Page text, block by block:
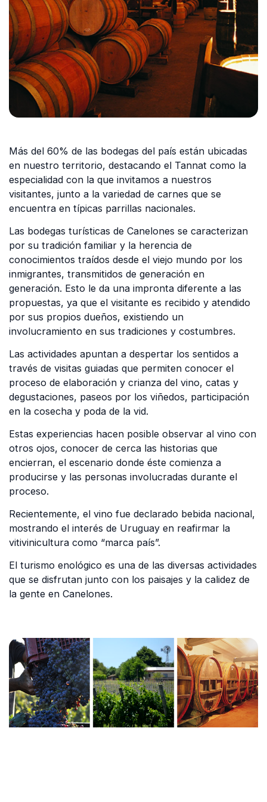
Más del 60% de las bodegas del país están ubicadas
en nuestro territorio, destacando el Tannat como la
especialidad con la que invitamos a nuestros
visitantes, junto a la variedad de carnes que se
encuentra en típicas parrillas nacionales.
Las bodegas turísticas de Canelones se caracterizan
por su tradición familiar y la herencia de
conocimientos traídos desde el viejo mundo por los
inmigrantes, transmitidos de generación en
generación. Esto le da una impronta diferente a las
propuestas, ya que el visitante es recibido y atendido
por sus propios dueños, existiendo un
involucramiento en sus tradiciones y costumbres.
Las actividades apuntan a despertar los sentidos a
través de visitas guiadas que permiten conocer el
proceso de elaboración y crianza del vino, catas y
degustaciones, paseos por los viñedos, participación
en la cosecha y poda de la vid.
Estas experiencias hacen posible observar al vino con
otros ojos, conocer de cerca las historias que
encierran, el escenario donde éste comienza a
producirse y las personas involucradas durante el
proceso.
Recientemente, el vino fue declarado bebida nacional,
mostrando el interés de Uruguay en reafirmar la
vitivinicultura como “marca país”.
El turismo enológico es una de las diversas actividades
que se disfrutan junto con los paisajes y la calidez de
la gente en Canelones.